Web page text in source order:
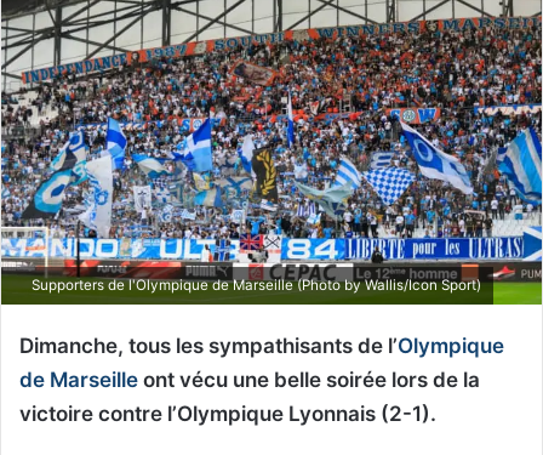
Supporters de l'Olympique de Marseille (Photo by Wallis/Icon Sport)
Dimanche, tous les sympathisants de l’Olympique
de Marseille ont vécu une belle soirée lors de la
victoire contre l’Olympique Lyonnais (2-1).